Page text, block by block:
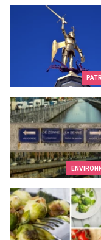
Who are you Saint
Under Brussels, the
Top 10 recipes that